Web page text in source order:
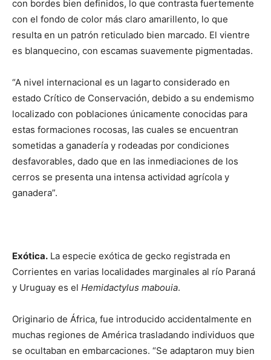
con bordes bien definidos, lo que contrasta fuertemente
con el fondo de color más claro amarillento, lo que
resulta en un patrón reticulado bien marcado. El vientre
es blanquecino, con escamas suavemente pigmentadas.
“A nivel internacional es un lagarto considerado en
estado Crítico de Conservación, debido a su endemismo
localizado con poblaciones únicamente conocidas para
estas formaciones rocosas, las cuales se encuentran
sometidas a ganadería y rodeadas por condiciones
desfavorables, dado que en las inmediaciones de los
cerros se presenta una intensa actividad agrícola y
ganadera”.
Exótica. La especie exótica de gecko registrada en
Corrientes en varias localidades marginales al río Paraná
y Uruguay es el Hemidactylus mabouia.
Originario de África, fue introducido accidentalmente en
muchas regiones de América trasladando individuos que
se ocultaban en embarcaciones. “Se adaptaron muy bien